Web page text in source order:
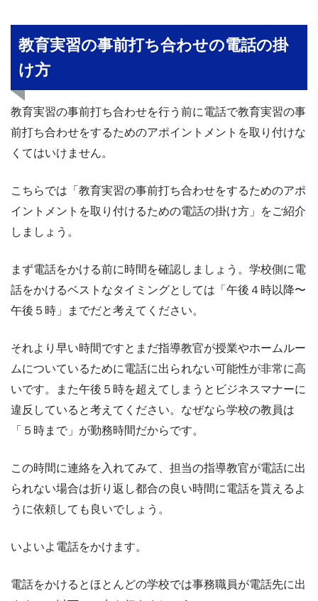
教育実習の事前打ち合わせの電話の掛
け方
教育実習の事前打ち合わせを行う前に電話で教育実習の事
前打ち合わせをするためのアポイントメントを取り付けな
くてはいけません。
こちらでは「教育実習の事前打ち合わせをするためのアポ
イントメントを取り付けるための電話の掛け方」をご紹介
しましょう。
まず電話をかける前に時間を確認しましょう。学校側に電
話をかけるベストなタイミングとしては「午後４時以降〜
午後５時」までだと考えてください。
それより早い時間ですとまだ指導教官が授業やホームルー
ムについているために電話に出られない可能性が非常に高
いです。また午後５時を超えてしまうとビジネスマナーに
違反していると考えてください。なぜなら学校の教員は
「５時まで」が勤務時間だからです。
この時間に連絡を入れてみて、担当の指導教官が電話に出
られない場合は折り返し都合の良い時間に電話を貰えるよ
うに依頼しても良いでしょう。
いよいよ電話をかけます。
電話をかけるとほとんどの学校では事務職員が電話先に出